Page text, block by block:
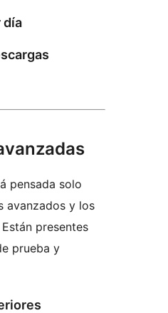
día
pensada solo
avanzados y los
presentes
prueba y